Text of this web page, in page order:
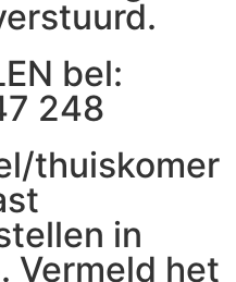
bel:
248
thuiskomer
in
Vermeld het